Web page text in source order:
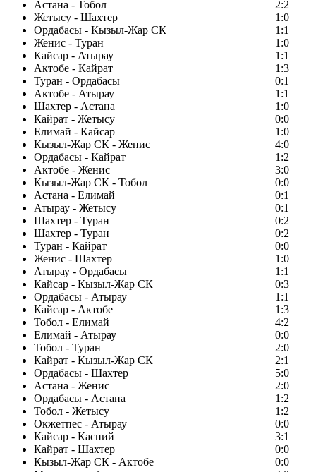
Астана - Тобол
2:2
Жетысу - Шахтер
1:0
Ордабасы - Кызыл-Жар СК
1:1
Женис - Туран
1:0
Кайсар - Атырау
1:1
Актобе - Кайрат
1:3
Туран - Ордабасы
0:1
Актобе - Атырау
1:1
Шахтер - Астана
1:0
Кайрат - Жетысу
0:0
Елимай - Кайсар
1:0
Кызыл-Жар СК - Женис
4:0
Ордабасы - Кайрат
1:2
Актобе - Женис
3:0
Кызыл-Жар СК - Тобол
0:0
Астана - Елимай
0:1
Атырау - Жетысу
0:1
Шахтер - Туран
0:2
Шахтер - Туран
0:2
Туран - Кайрат
0:0
Женис - Шахтер
1:0
Атырау - Ордабасы
1:1
Кайсар - Кызыл-Жар СК
0:3
Ордабасы - Атырау
1:1
Кайсар - Актобе
1:3
Тобол - Елимай
4:2
Елимай - Атырау
0:0
Тобол - Туран
2:0
Кайрат - Кызыл-Жар СК
2:1
Ордабасы - Шахтер
5:0
Астана - Женис
2:0
Ордабасы - Астана
1:2
Тобол - Жетысу
1:2
Окжетпес - Атырау
0:0
Кайсар - Каспий
3:1
Кайрат - Шахтер
0:0
Кызыл-Жар СК - Актобе
0:0